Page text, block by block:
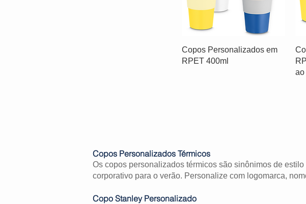
Copos Personalizados em
RPET 400ml
ao
Copos Personalizados Térmicos
Os copos personalizados térmicos são sinônimos de
corporativo para o verão. Personalize com logomarca,
Copo Stanley Personalizado